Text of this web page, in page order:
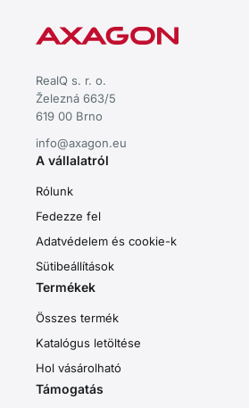
RealQ s. r. o.
Železná 663/5
619 00 Brno
info@axagon.eu
A vállalatról
Rólunk
Fedezze fel
Adatvédelem és cookie-k
Sütibeállítások
Termékek
Összes termék
Katalógus letöltése
Hol vásárolható
Támogatás